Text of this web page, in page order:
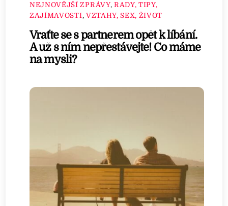
NEJNOVĚJŠÍ ZPRÁVY, RADY, TIPY,
ZAJÍMAVOSTI, VZTAHY, SEX, ŽIVOT
Vraťte se s partnerem opět k líbání.
A už s ním nepřestávejte! Co máme
na mysli?